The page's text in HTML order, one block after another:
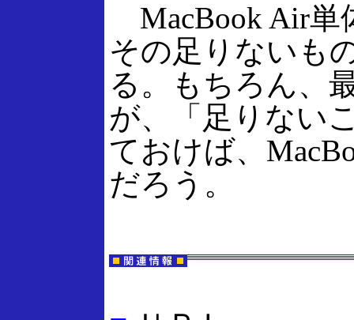
MacBook Air単
その足りないも
る。もちろん、
が、「足りない
ておけば、
だろう。